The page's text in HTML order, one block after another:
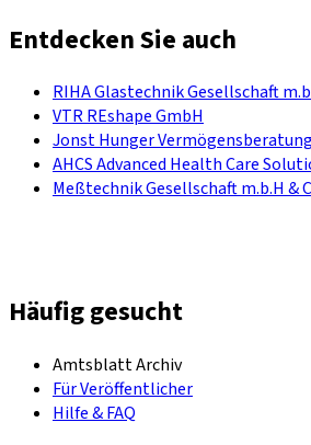
Entdecken Sie auch
RIHA Glastechnik Gesellschaft
VTR REshape GmbH
Jonst Hunger
AHCS Advanced Health Care
Meßtechnik Gesellschaft m.b.H &
Häufig gesucht
Amtsblatt Archiv
Für Veröffentlicher
Hilfe & FAQ